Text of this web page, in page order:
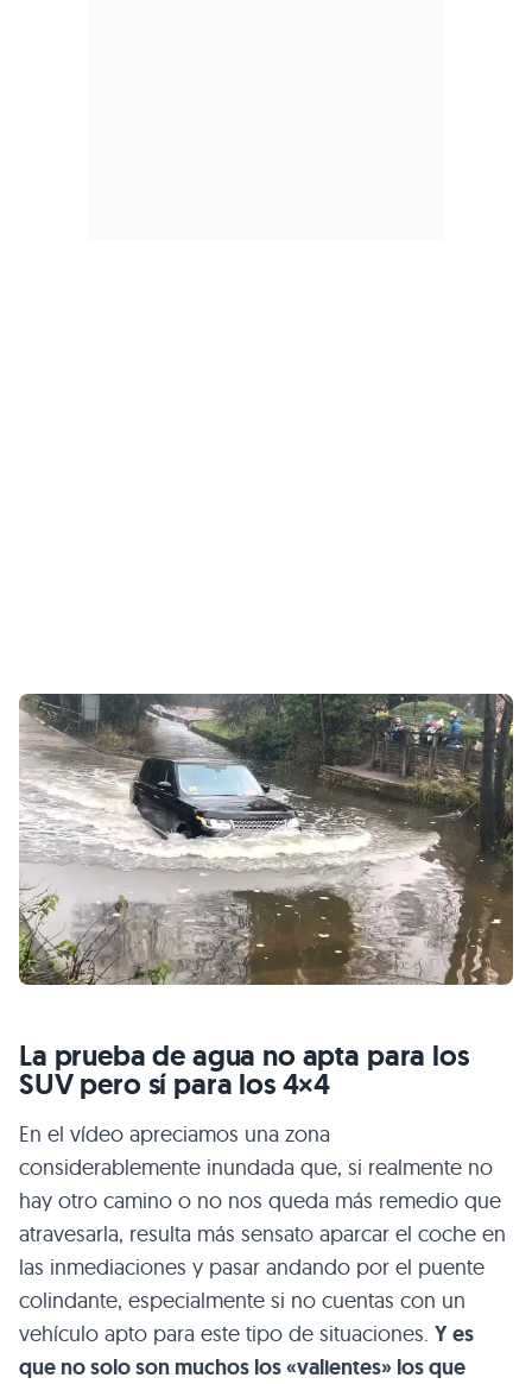
La prueba de agua no apta para los
SUV pero sí para los 4×4
En el vídeo apreciamos una zona
considerablemente inundada que, si realmente no
hay otro camino o no nos queda más remedio que
atravesarla, resulta más sensato aparcar el coche en
las inmediaciones y pasar andando por el puente
colindante, especialmente si no cuentas con un
vehículo apto para este tipo de situaciones. Y es
que no solo son muchos los «valientes» los que